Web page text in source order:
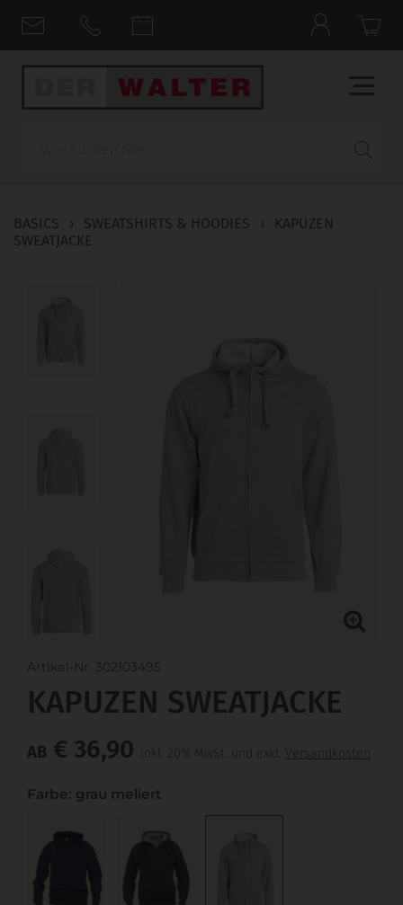
BASICS › SWEATSHIRTS & HOODIES ›
KAPUZEN
SWEATJACKE
Artikel-Nr. 302103495
KAPUZEN SWEATJACKE
AB € 36,90 inkl. 20% MwSt. und exkl. Versandkosten
Farbe: grau meliert